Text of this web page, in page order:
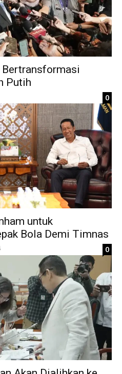
Bertransformasi
Putih
0
untuk
Bola Demi Timnas
0